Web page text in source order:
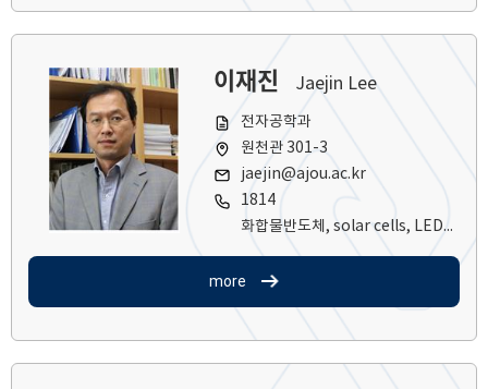
이재진 Jaejin Lee
전자공학과
원천관 301-3
jaejin@ajou.ac.kr
1814
화합물반도체, solar cells, LED, LD
more